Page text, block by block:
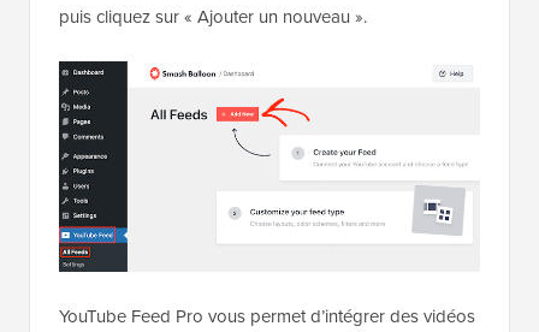
puis cliquez sur « Ajouter un nouveau ».
YouTube Feed Pro vous permet d’intégrer des vidéos